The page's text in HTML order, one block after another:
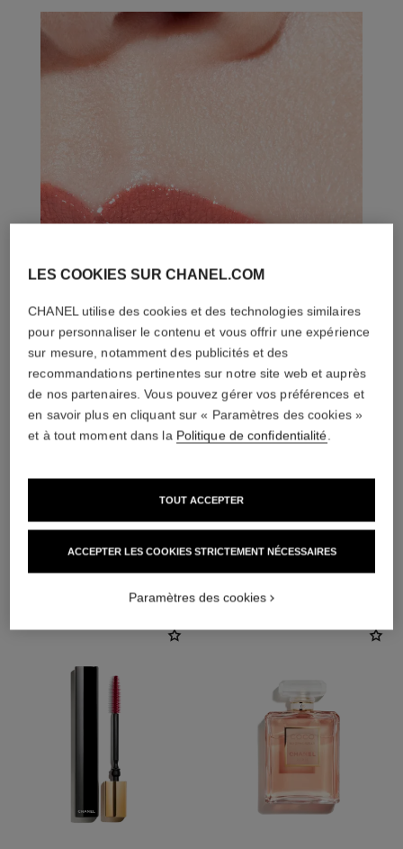
L'ACCORD PARFAIT
LES COOKIES SUR CHANEL.COM
CHANEL utilise des cookies et des technologies similaires
pour personnaliser le contenu et vous offrir une expérience
sur mesure, notamment des publicités et des
recommandations pertinentes sur notre site web et auprès
de nos partenaires. Vous pouvez gérer vos préférences et
en savoir plus en cliquant sur « Paramètres des cookies »
et à tout moment dans la Politique de confidentialité.
ACCEPTER LES COOKIES STRICTEMENT NÉCESSAIRES
TOUT ACCEPTER
Paramètres des cookies